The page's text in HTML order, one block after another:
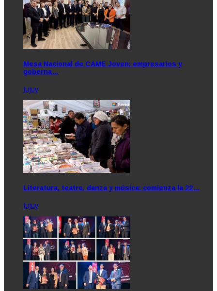
Mesa Nacional de CAME Joven: empresarios y
goberna…
Jujuy
Literatura, teatro, danza y música: comienza la 22…
Jujuy